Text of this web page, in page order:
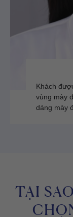
Khách
vùng mày
dáng mày
TẠI